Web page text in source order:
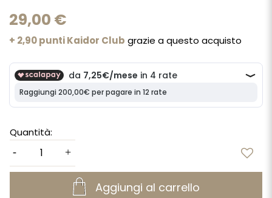
29,00 €
+ 2,90 punti Kaidor Club grazie a questo acquisto
Quantità:
Aggiungi al carrello